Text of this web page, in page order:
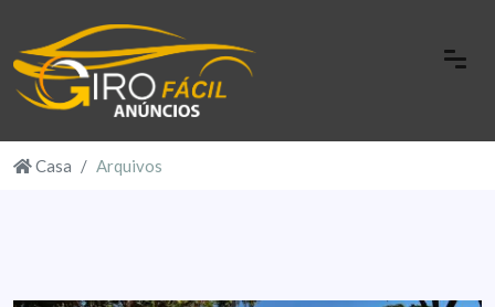
Casa Arquivos